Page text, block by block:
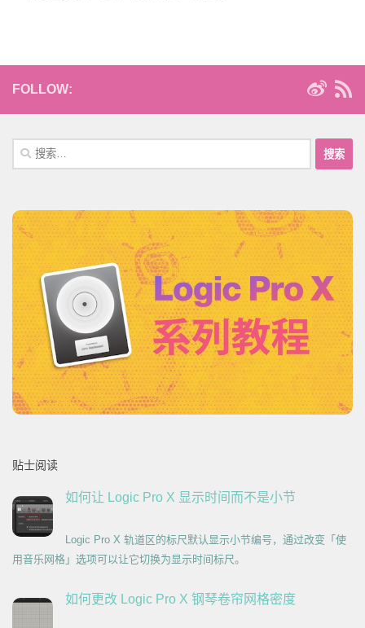
FOLLOW:
搜
索：
贴士阅读
如何让 Logic Pro X 显示时间而不是小节
Logic Pro X 轨道区的标尺默认显示小节编号，通过改变「使
用音乐网格」选项可以让它切换为显示时间标尺。
如何更改 Logic Pro X 钢琴卷帘网格密度